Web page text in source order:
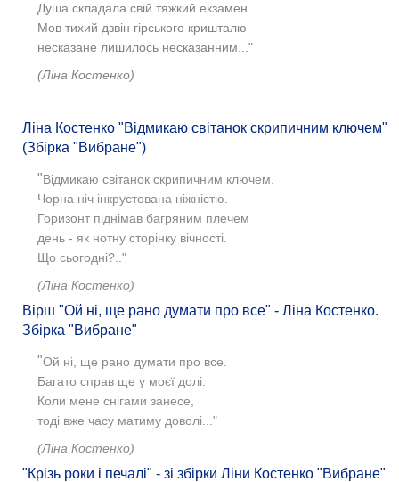
Душа складала свій тяжкий екзамен.
Мов тихий дзвін гірського кришталю
несказане лишилось несказанним..."
(Ліна Костенко)
Ліна Костенко "Відмикаю світанок скрипичним ключем"
(Збірка "Вибране")
"Відмикаю світанок скрипичним ключем.
Чорна ніч інкрустована ніжністю.
Горизонт піднімав багряним плечем
день - як нотну сторінку вічності.
Що сьогодні?.."
(Ліна Костенко)
Вірш "Ой ні, ще рано думати про все" - Ліна Костенко.
Збірка "Вибране"
"Ой ні, ще рано думати про все.
Багато справ ще у моєї долі.
Коли мене снігами занесе,
тоді вже часу матиму доволі..."
(Ліна Костенко)
"Крізь роки і печалі" - зі збірки Ліни Костенко "Вибране"